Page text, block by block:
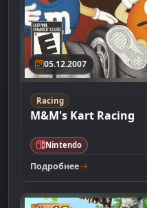
05.12.2007
Racing
M&M's Kart Racing
Nintendo
Подробнее